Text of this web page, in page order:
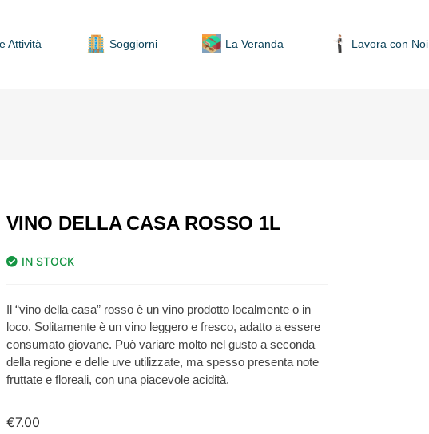
Attività Soggiorni La Veranda Lavora con Noi
VINO DELLA CASA ROSSO 1L
IN STOCK
Il “vino della casa” rosso è un vino prodotto localmente o in
loco. Solitamente è un vino leggero e fresco, adatto a essere
consumato giovane. Può variare molto nel gusto a seconda
della regione e delle uve utilizzate, ma spesso presenta note
fruttate e floreali, con una piacevole acidità.
€7.00